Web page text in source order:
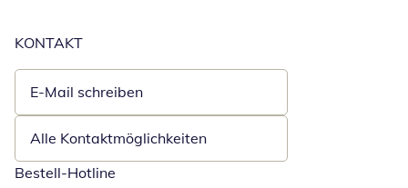
KONTAKT
E-Mail schreiben
Öffnet E-Mail-Client
Alle Kontaktmöglichkeiten
Bestell-Hotline